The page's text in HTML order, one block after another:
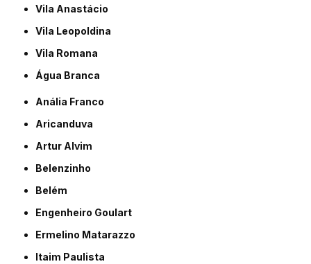
Vila Anastácio
Vila Leopoldina
Vila Romana
Água Branca
Anália Franco
Aricanduva
Artur Alvim
Belenzinho
Belém
Engenheiro Goulart
Ermelino Matarazzo
Itaim Paulista